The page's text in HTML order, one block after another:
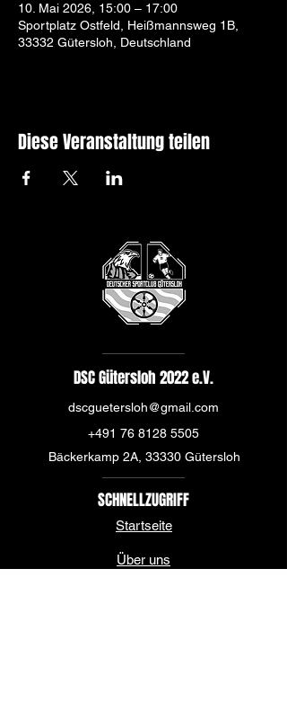
10. Mai 2026, 15:00 – 17:00
Sportplatz Ostfeld, Heißmannsweg 1B,
33332 Gütersloh, Deutschland
Diese Veranstaltung teilen
DSC Gütersloh 2022 e.V.
dscguetersloh@gmail.com
+491 76 8128 5505
Bäckerkamp 2A, 33330 Gütersloh
SCHNELLZUGRIFF
Startseite
Über uns